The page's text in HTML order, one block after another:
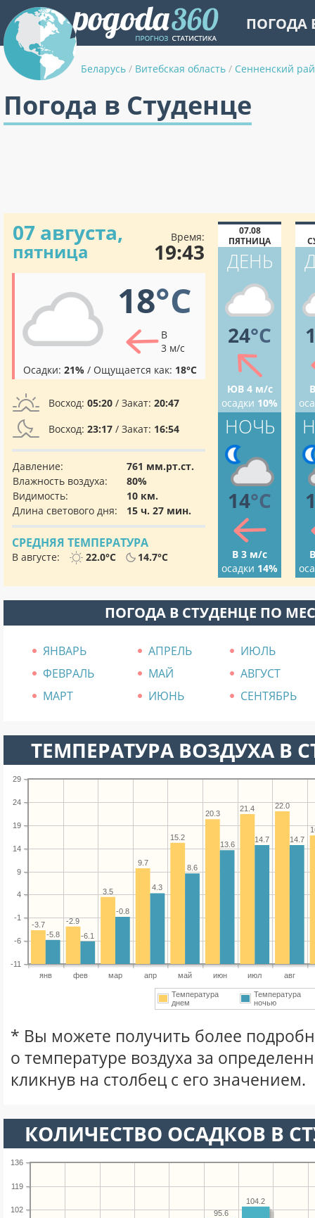
ПОГОДА
Беларусь / Витебская область / Сенненский
Погода в Студенце
07 августа,
пятница
Время:
19:43
18°C
В
3 м/с
Осадки: 21% / Ощущается как: 18°C
Восход: 05:20 / Закат: 20:47
Восход: 23:17 / Закат: 16:54
Давление:
761 мм.рт.ст.
Влажность воздуха:
80%
Видимость:
10 км.
Длина светового дня:
15 ч. 27 мин.
СРЕДНЯЯ ТЕМПЕРАТУРА
В августе: 22.0°C 14.7°C
07.08
ПЯТНИЦА
ДЕНЬ
24°C
ЮВ 4 м/с
осадки 10%
НОЧЬ
14°C
В 3 м/с
осадки 14%
ПОГОДА В СТУДЕНЦЕ ПО
ЯНВАРЬ АПРЕЛЬ
ИЮЛЬ
ФЕВРАЛЬ
МАЙ
АВГУСТ
МАРТ
ИЮНЬ СЕНТЯБРЬ
ТЕМПЕРАТУРА ВОЗДУХА В
янв фев мар апр май июн июл авг
-11
-6
-1
4
9
14
19
24
29
22.0
21.4
20.3
15.2
9.7
3.5
-2.9
-3.7
14.7
14.7
13.6
8.6
4.3
-0.8
-6.1
-5.8
Температура
днем
Температура
ночью
* Вы можете получить более
о температуре воздуха за
кликнув на столбец с его значением.
КОЛИЧЕСТВО ОСАДКОВ В
102
119
136
104.2
95.6